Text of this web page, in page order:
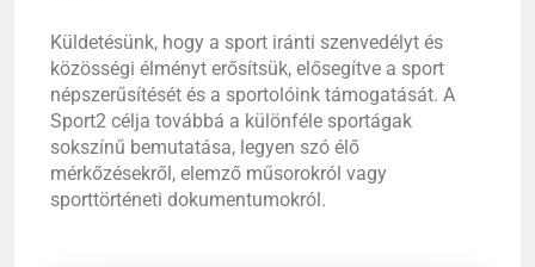
Küldetésünk, hogy a sport iránti szenvedélyt és
közösségi élményt erősítsük, elősegítve a sport
népszerűsítését és a sportolóink támogatását. A
Sport2 célja továbbá a különféle sportágak
sokszínű bemutatása, legyen szó élő
mérkőzésekről, elemző műsorokról vagy
sporttörténeti dokumentumokról.